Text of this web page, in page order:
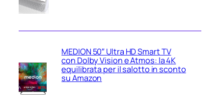
MEDION 50″ Ultra HD Smart TV
con Dolby Vision e Atmos: la 4K
equilibrata per il salotto in sconto
su Amazon